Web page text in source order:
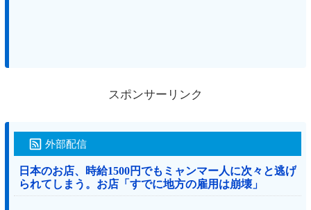
スポンサーリンク
外部配信
日本のお店、時給1500円でもミャンマー人に次々と逃げ
られてしまう。お店「すでに地方の雇用は崩壊」